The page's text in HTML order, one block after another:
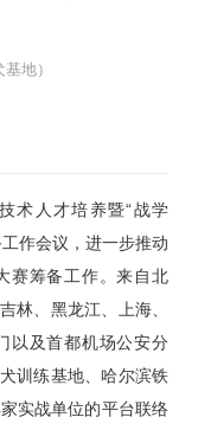
地）
术人才培养暨“战学
作会议，进一步推动
赛筹备工作。来自北
林、黑龙江、上海、
以及首都机场公安分
训练基地、哈尔滨铁
实战单位的平台联络